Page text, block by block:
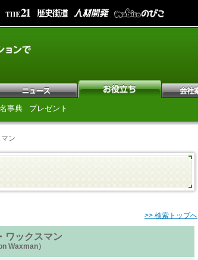
事典 プレゼント
ン
>> 検索トップへ
ワックスマン
Waxman）